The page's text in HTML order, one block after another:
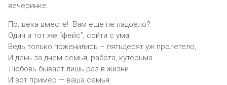
вечеринке.
Полвека вместе! Вам еще не надоело?
Один и тот же “фейс”, сойти с ума!
Ведь только поженились – пятьдесят уж пролетело,
И день за днем семья, работа, кутерьма
Любовь бывает лишь раз в жизни
И вот пример — ваша семья